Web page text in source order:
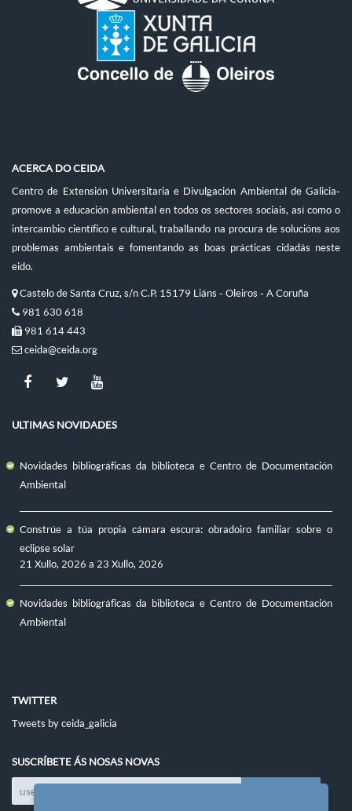
ACERCA DO CEIDA
Centro de Extensión Universitaria e Divulgación Ambiental de Galicia-
promove a educación ambiental en todos os sectores sociais, así como o
intercambio científico e cultural, traballando na procura de solucións aos
problemas ambientais e fomentando as boas prácticas cidadás neste
eido.
Castelo de Santa Cruz, s/n C.P. 15179 Liáns - Oleiros - A Coruña
981 630 618
981 614 443
ceida@ceida.org
ULTIMAS NOVIDADES
Novidades bibliográficas da biblioteca e Centro de Documentación
Ambiental
Constrúe a túa propia cámara escura: obradoiro familiar sobre o
eclipse solar
21 Xullo, 2026 a 23 Xullo, 2026
Novidades bibliográficas da biblioteca e Centro de Documentación
Ambiental
TWITTER
Tweets by ceida_galicia
SUSCRÍBETE ÁS NOSAS NOVAS